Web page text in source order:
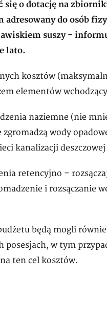
się o dotację na
do osób
suszy -
lato.
kosztów
elementów
naziemne (nie
wody
kanalizacji
retencyjno –
i rozsączanie
będą mogli
posesjach, w tym
ten cel kosztów.